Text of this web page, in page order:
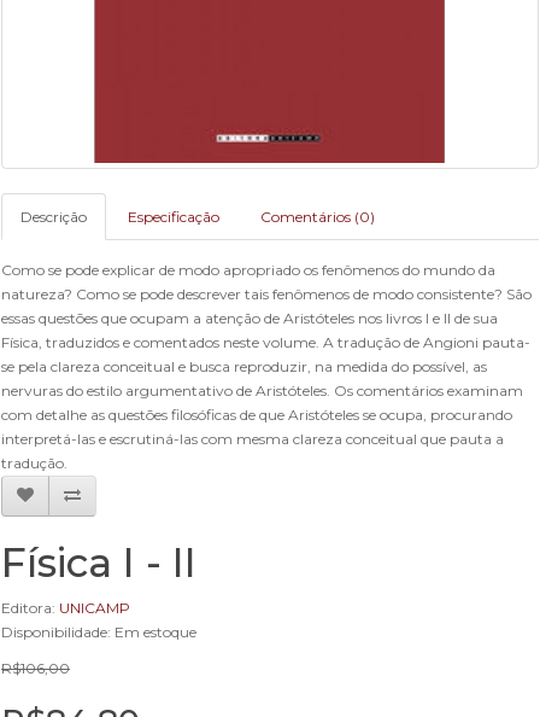
Descrição Especificação Comentários (0)
Como se pode explicar de modo apropriado os fenômenos do mundo da
natureza? Como se pode descrever tais fenômenos de modo consistente? São
essas questões que ocupam a atenção de Aristóteles nos livros I e II de sua
Física, traduzidos e comentados neste volume. A tradução de Angioni pauta-
se pela clareza conceitual e busca reproduzir, na medida do possível, as
nervuras do estilo argumentativo de Aristóteles. Os comentários examinam
com detalhe as questões filosóficas de que Aristóteles se ocupa, procurando
interpretá-las e escrutiná-las com mesma clareza conceitual que pauta a
tradução.
Física I - II
Editora: UNICAMP
Disponibilidade: Em estoque
R$106,00